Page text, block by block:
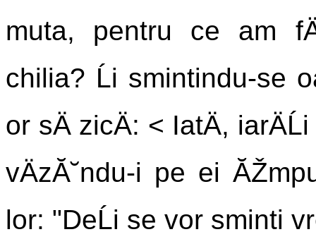
muta, pentru ce am
chilia? Ĺi smintindu-se
or sÄ zicÄ: < IatÄ,
vÄzĂ˘ndu-i pe ei
lor: "DeĹi se vor sminti